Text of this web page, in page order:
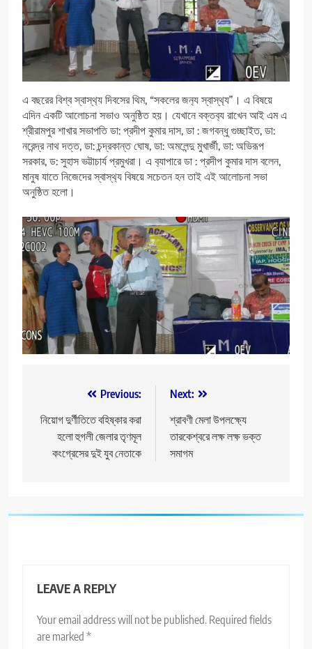
এ বছরের বিশ্ব স্বাস্থ‍্য দিবসের থিম, “সকলের জন‍্য স্বাস্থ‍্য”। এ বিষয়ে
এদিন একটি আলোচনা সভাও অনুষ্ঠিত হয়। যেখানে বক্তব‍্য রাখেন আই এম এ
শ্রীরামপুর শাখার সভাপতি ডা: প্রদীপ কুমার দাস, ডা : জগবন্ধু গুচ্ছাইত, ডা:
নরেন্দ্র নাথ দত্ত, ডা: চন্দ্রকান্ত ঘোষ, ডা: অমলেন্দু মুখার্জী, ডা: অভিরূপ
সরকার, ড: সুহাস ভট্টাচার্য প্রমুখরা। এ ব‍্যাপারে ডা : প্রদীপ কুমার দাস বলেন,
মানুষ যাতে নিজেদের স্বাস্থ‍্য বিষয়ে সচেতন হন তাই এই আলোচনা সভা
অনুষ্ঠিত হলো।
navigation
Previous:
নিয়োগ দুর্ণীতিতে বহিষ্কার করা
হলো হুগলী জেলার তৃণমূল
কংগ্রেসের দুই যুব নেতাকে
Next:
শ্রাবণী মেলা উপলক্ষ্যে
তারকেশ্বরে লক্ষ লক্ষ ভক্ত
সমাগম
LEAVE A REPLY
Your email address will not be published. Required fields
are marked *